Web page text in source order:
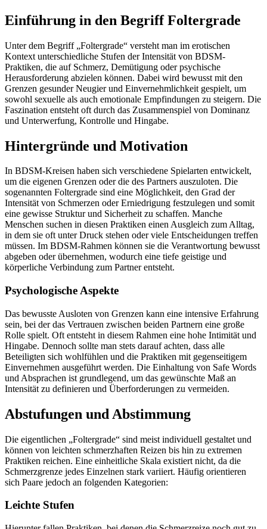
Einführung in den Begriff Foltergrade
Unter dem Begriff „Foltergrade“ versteht man im erotischen
Kontext unterschiedliche Stufen der Intensität von BDSM-
Praktiken, die auf Schmerz, Demütigung oder psychische
Herausforderung abzielen können. Dabei wird bewusst mit den
Grenzen gesunder Neugier und Einvernehmlichkeit gespielt, um
sowohl sexuelle als auch emotionale Empfindungen zu steigern. Die
Faszination entsteht oft durch das Zusammenspiel von Dominanz
und Unterwerfung, Kontrolle und Hingabe.
Hintergründe und Motivation
In BDSM-Kreisen haben sich verschiedene Spielarten entwickelt,
um die eigenen Grenzen oder die des Partners auszuloten. Die
sogenannten Foltergrade sind eine Möglichkeit, den Grad der
Intensität von Schmerzen oder Erniedrigung festzulegen und somit
eine gewisse Struktur und Sicherheit zu schaffen. Manche
Menschen suchen in diesen Praktiken einen Ausgleich zum Alltag,
in dem sie oft unter Druck stehen oder viele Entscheidungen treffen
müssen. Im BDSM-Rahmen können sie die Verantwortung bewusst
abgeben oder übernehmen, wodurch eine tiefe geistige und
körperliche Verbindung zum Partner entsteht.
Psychologische Aspekte
Das bewusste Ausloten von Grenzen kann eine intensive Erfahrung
sein, bei der das Vertrauen zwischen beiden Partnern eine große
Rolle spielt. Oft entsteht in diesem Rahmen eine hohe Intimität und
Hingabe. Dennoch sollte man stets darauf achten, dass alle
Beteiligten sich wohlfühlen und die Praktiken mit gegenseitigem
Einvernehmen ausgeführt werden. Die Einhaltung von Safe Words
und Absprachen ist grundlegend, um das gewünschte Maß an
Intensität zu definieren und Überforderungen zu vermeiden.
Abstufungen und Abstimmung
Die eigentlichen „Foltergrade“ sind meist individuell gestaltet und
können von leichten schmerzhaften Reizen bis hin zu extremen
Praktiken reichen. Eine einheitliche Skala existiert nicht, da die
Schmerzgrenze jedes Einzelnen stark variiert. Häufig orientieren
sich Paare jedoch an folgenden Kategorien:
Leichte Stufen